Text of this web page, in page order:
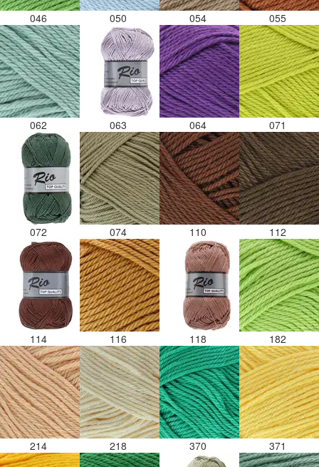
046 050 054 055
062 063 064 071
072 074 110 112
114 116 118 182
214 218 370 371